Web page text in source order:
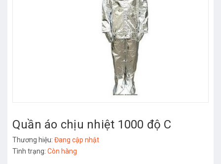
Quần áo chịu nhiệt 1000 độ C
Thương hiệu: Đang cập nhật
Tình trạng: Còn hàng